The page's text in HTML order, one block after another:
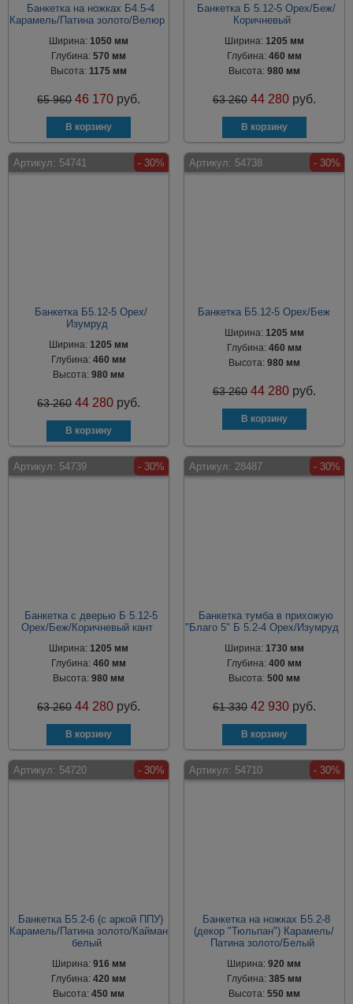
Банкетка на ножках Б4.5-4
Карамель/Патина золото/Велюр
Ширина:1050 мм
Глубина:570 мм
Высота:1175 мм
65 960 46 170 руб.
Банкетка Б 5.12-5 Орех/Беж/
Коричневый
Ширина: 1205 мм
Глубина: 460 мм
Высота: 980 мм
63 260 44 280 руб.
Артикул: 54741 - 30%
Банкетка Б5.12-5 Орех/
Изумруд
Ширина:1205 мм
Глубина:460 мм
Высота:980 мм
63 260 44 280 руб.
Артикул: 54738 - 30%
Банкетка Б5.12-5 Орех/Беж
Ширина: 1205 мм
Глубина: 460 мм
Высота: 980 мм
63 260 44 280 руб.
Артикул: 54739 - 30%
Банкетка с дверью Б 5.12-5
Орех/Беж/Коричневый кант
Ширина:1205 мм
Глубина:460 мм
Высота:980 мм
63 260 44 280 руб.
Артикул: 28487 - 30%
Банкетка тумба в прихожую
"Благо 5" Б 5.2-4 Орех/Изумруд
Ширина: 1730 мм
Глубина: 400 мм
Высота: 500 мм
61 330 42 930 руб.
Артикул: 54720 - 30%
Банкетка Б5.2-6 (с аркой ППУ)
Карамель/Патина золото/Кайман
белый
Ширина: 916 мм
Глубина:420 мм
Высота:450 мм
Артикул: 54710 - 30%
Банкетка на ножках Б5.2-8
(декор "Тюльпан") Карамель/
Патина золото/Белый
Ширина:920 мм
Глубина: 385 мм
Высота: 550 мм